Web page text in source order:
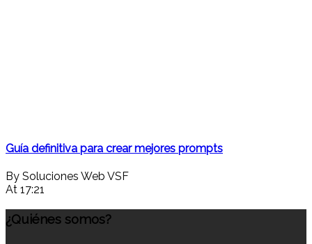
Guía definitiva para crear mejores prompts
By Soluciones Web VSF
At 17:21
¿Quiénes somos?